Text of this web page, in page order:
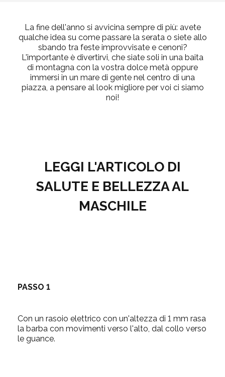
La fine dell'anno si avvicina sempre di più: avete
qualche idea su come passare la serata o siete allo
sbando tra feste improvvisate e cenoni?
L'importante è divertirvi, che siate soli in una baita
di montagna con la vostra dolce metà oppure
immersi in un mare di gente nel centro di una
piazza, a pensare al look migliore per voi ci siamo
noi!
LEGGI L'ARTICOLO DI
SALUTE E BELLEZZA AL
MASCHILE
PASSO 1
Con un rasoio elettrico con un'altezza di 1 mm rasa
la barba con movimenti verso l'alto, dal collo verso
le guance.